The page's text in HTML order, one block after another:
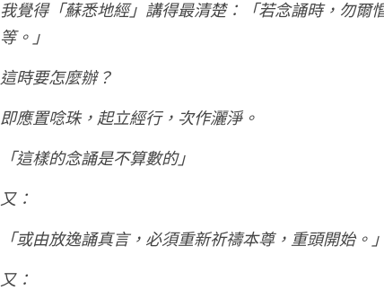
我覺得「蘇悉地經」講得最清楚：「若念誦時，勿爾
等。」
這時要怎麼辦？
即應置唸珠，起立經行，次作灑淨。
「這樣的念誦是不算數的」
又：
「或由放逸誦真言，必須重新祈禱本尊，重頭開始。」
又：